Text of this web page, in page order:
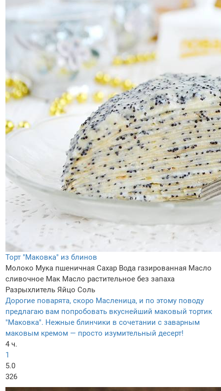
Торт "Маковка" из блинов
Молоко Мука пшеничная Сахар Вода газированная Масло
сливочное Мак Масло растительное без запаха
Разрыхлитель Яйцо Соль
Дорогие поварята, скоро Масленица, и по этому поводу
предлагаю вам попробовать вкуснейший маковый тортик
"Маковка". Нежные блинчики в сочетании с заварным
маковым кремом — просто изумительный десерт!
4 ч.
1
5.0
326